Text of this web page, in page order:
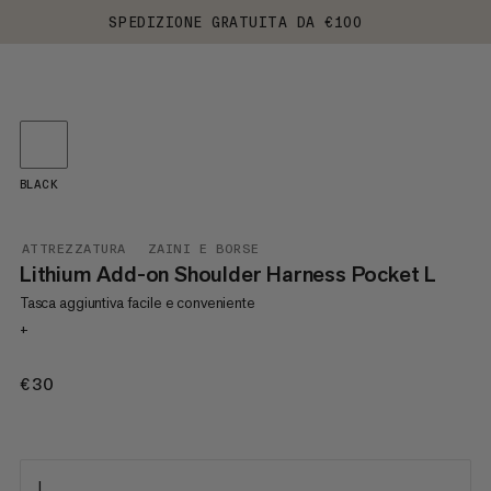
SPEDIZIONE GRATUITA DA €100
ATTREZZATURA ZAINI E BORSE
Lithium Add-on Shoulder Harness Pocket L
Tasca aggiuntiva facile e conveniente
+
€30
BLACK